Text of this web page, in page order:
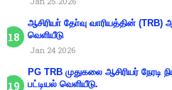
ஆசிரியா் தோ்வு வாரியத்தின்
வெளியீடு
Jan 24 2026
PG TRB முதுகலை ஆசிரியர் நேரடி
பட்டியல் வெளியீடு.